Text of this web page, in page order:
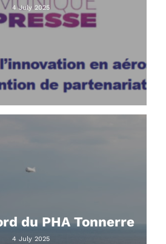
4 July 2025
du PHA Tonnerre
4 July 2025